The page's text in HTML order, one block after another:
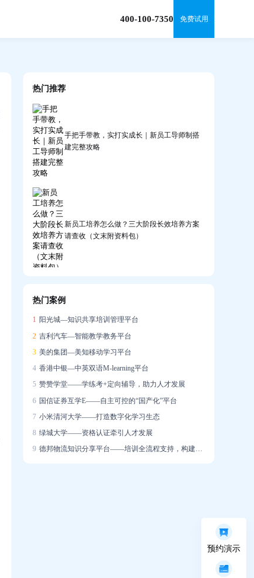
400-100-7350 免费试用
热门推荐
手把手带教，实打实成长｜新员工导师制搭
建完整攻略
新员工培养怎么做？三大阶段长效培养方案
请查收（文末附资料包）
快速成长？
销售能力增长「看得见」
热门案例
1 阳光城—知识共享培训管理平台
2 吉利汽车—智能教学教务平台
3 美的集团—美知移动学习平台
4 香港中银—中英双语M-learning平台
5 赞赞学堂——学练考+定向辅导，助力人才发展
6 国信证券互学E——自主可控的“国产化”平台
7 小米清河大学——打造数字化学习生态
8 绿城大学——资格认证牵引人才发展
9 德邦物流知识分享平台——培训全流程支持，构建学习社区
预约演示